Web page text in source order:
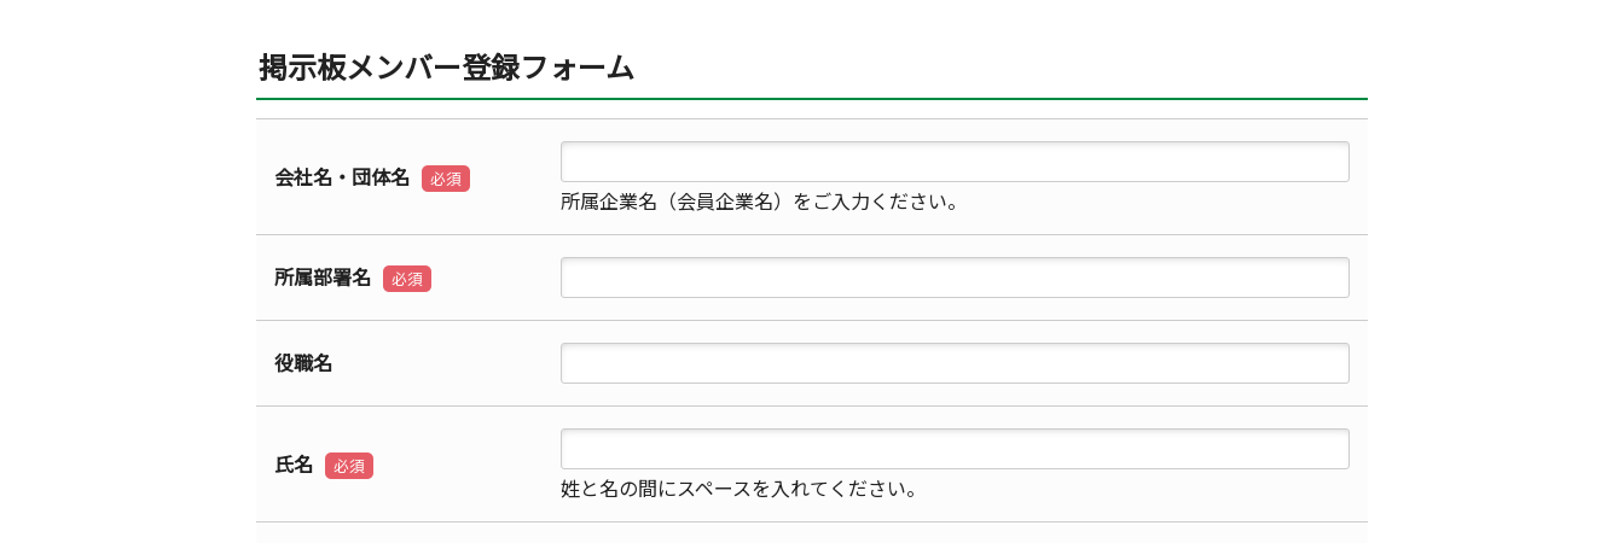
掲示板メンバー登録フォーム
会社名・団体名 必須
所属企業名（会員企業名）をご入力ください。
所属部署名 必須
役職名
氏名 必須
姓と名の間にスペースを入れてください。